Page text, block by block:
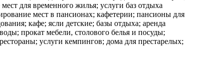
для временного жилья; услуги баз отдыха
мест в пансионах; кафетерии; пансионы для
кафе; ясли детские; базы отдыха; аренда
прокат мебели, столового белья и посуды;
услуги кемпингов; дома для престарелых;